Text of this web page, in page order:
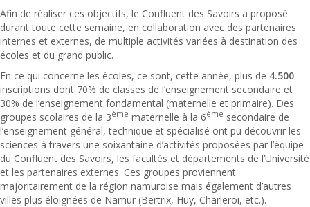
Afin de réaliser ces objectifs, le Confluent des Savoirs a proposé
durant toute cette semaine, en collaboration avec des partenaires
internes et externes, de multiple activités variées à destination des
écoles et du grand public.
En ce qui concerne les écoles, ce sont, cette année, plus de 4.500
inscriptions dont 70% de classes de l’enseignement secondaire et
30% de l’enseignement fondamental (maternelle et primaire). Des
groupes scolaires de la 3ème maternelle à la 6ème secondaire de
l’enseignement général, technique et spécialisé ont pu découvrir les
sciences à travers une soixantaine d’activités proposées par l’équipe
du Confluent des Savoirs, les facultés et départements de l’Université
et les partenaires externes. Ces groupes proviennent
majoritairement de la région namuroise mais également d’autres
villes plus éloignées de Namur (Bertrix, Huy, Charleroi, etc.).